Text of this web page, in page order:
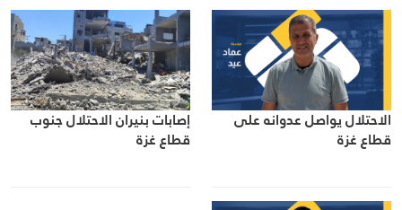
الاحتلال يواصل عدوانه على
قطاع غزة
إصابات بنيران الاحتلال جنوب
قطاع غزة